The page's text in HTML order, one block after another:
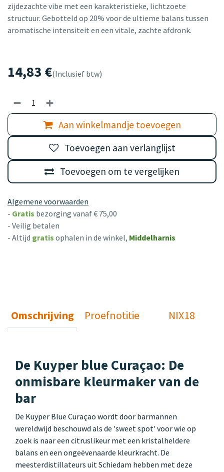
zijdezachte vibe met een karakteristieke, lichtzoete
structuur. Gebotteld op 20% voor de ultieme balans tussen
aromatische intensiteit en een vitale, zachte afdronk.
14,83 €(Inclusief btw)
Aan winkelmandje toevoegen
Toevoegen om te vergelijken
Toevoegen aan verlanglijst
Algemene voorwaarden
- Gratis bezorging vanaf € 75,00
- Veilig betalen
- Altijd gratis ophalen in de winkel, Middelharnis
Omschrijving Proefnotitie NIX18
De Kuyper blue Curaçao: De
onmisbare kleurmaker van de
bar
De Kuyper Blue Curaçao wordt door barmannen
wereldwijd beschouwd als de 'sweet spot' voor wie op
zoek is naar een citruslikeur met een kristalheldere
balans en een ongeëvenaarde kleurkracht. De
meesterdistillateurs uit Schiedam hebben met deze